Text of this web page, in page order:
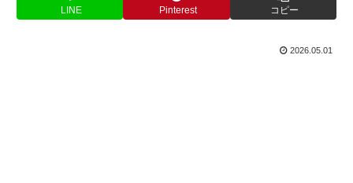
LINE Pinterest コピー
2026.05.01